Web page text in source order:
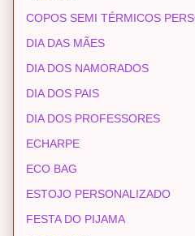
COPOS SEMI TÉRMICOS
DIA DAS MÃES
DIA DOS NAMORADOS
DIA DOS PAIS
DIA DOS PROFESSORES
ECHARPE
ECO BAG
ESTOJO PERSONALIZADO
FESTA DO PIJAMA